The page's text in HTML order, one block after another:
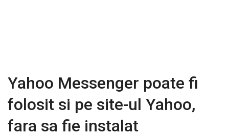
Yahoo Messenger poate fi
folosit si pe site-ul Yahoo,
fara sa fie instalat